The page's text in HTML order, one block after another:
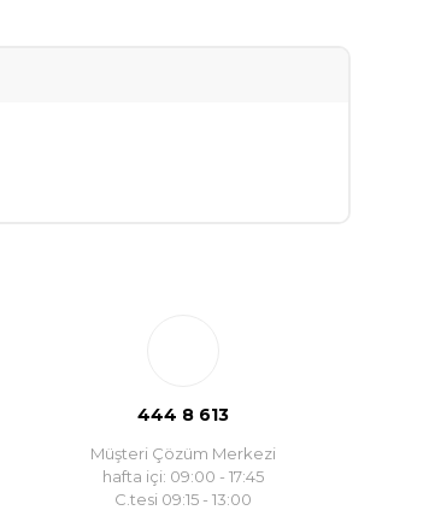
444 8 613
Müşteri Çözüm Merkezi
hafta içi: 09:00 - 17:45
C.tesi 09:15 - 13:00